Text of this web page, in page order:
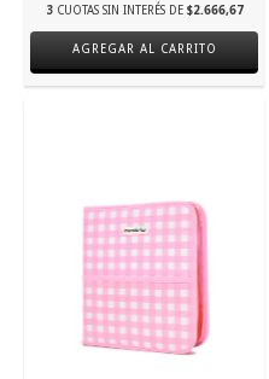
3 CUOTAS SIN INTERÉS DE $2.666,67
AGREGAR AL CARRITO